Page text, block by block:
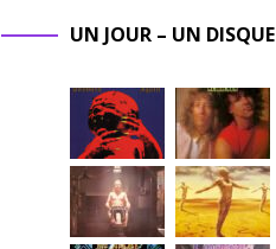
UN JOUR – UN DISQUE